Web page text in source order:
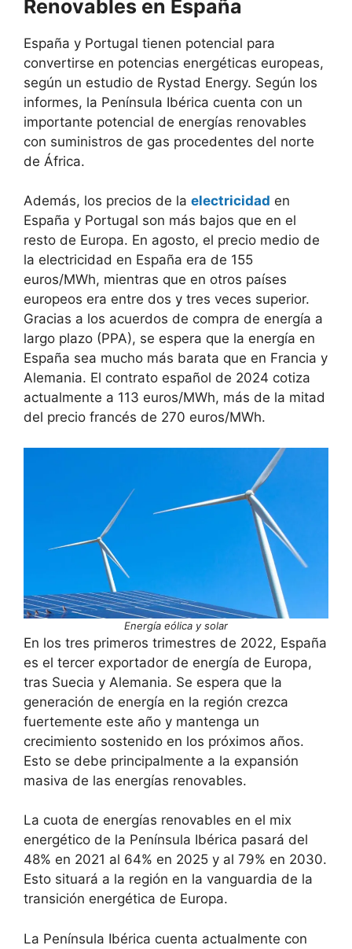
Renovables en España
España y Portugal tienen potencial para
convertirse en potencias energéticas europeas,
según un estudio de Rystad Energy. Según los
informes, la Península Ibérica cuenta con un
importante potencial de energías renovables
con suministros de gas procedentes del norte
de África.
Además, los precios de la electricidad en
España y Portugal son más bajos que en el
resto de Europa. En agosto, el precio medio de
la electricidad en España era de 155
euros/MWh, mientras que en otros países
europeos era entre dos y tres veces superior.
Gracias a los acuerdos de compra de energía a
largo plazo (PPA), se espera que la energía en
España sea mucho más barata que en Francia y
Alemania. El contrato español de 2024 cotiza
actualmente a 113 euros/MWh, más de la mitad
del precio francés de 270 euros/MWh.
Energía eólica y solar
En los tres primeros trimestres de 2022, España
es el tercer exportador de energía de Europa,
tras Suecia y Alemania. Se espera que la
generación de energía en la región crezca
fuertemente este año y mantenga un
crecimiento sostenido en los próximos años.
Esto se debe principalmente a la expansión
masiva de las energías renovables.
La cuota de energías renovables en el mix
energético de la Península Ibérica pasará del
48% en 2021 al 64% en 2025 y al 79% en 2030.
Esto situará a la región en la vanguardia de la
transición energética de Europa.
La Península Ibérica cuenta actualmente con